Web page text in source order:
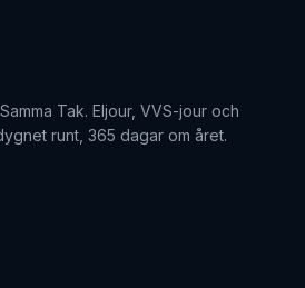
Tak. Eljour, VVS-jour och
runt, 365 dagar om året.